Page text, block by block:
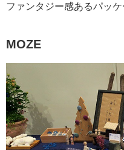
ファンタジー感あるパッケ
MOZE